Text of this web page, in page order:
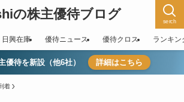
の株主優待ブログ serch
日興在庫 優待ニュース 優待クロス ランキン
優待を新設（他6社） 詳細はこちら
着